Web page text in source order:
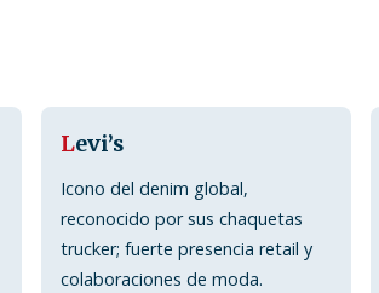
Levi’s
Icono del denim global,
reconocido por sus chaquetas
trucker; fuerte presencia retail y
colaboraciones de moda.